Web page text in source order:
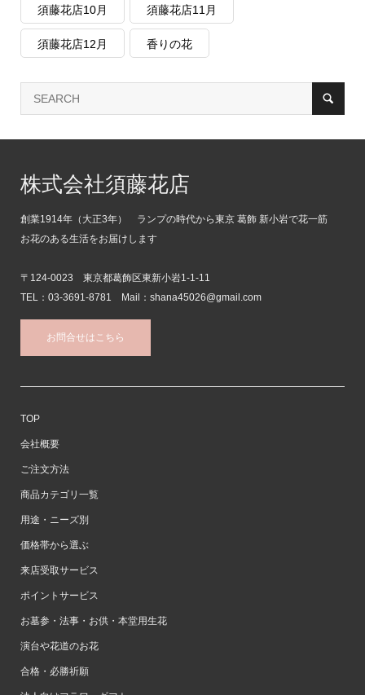
須藤花店10月 須藤花店11月
須藤花店12月 香りの花
株式会社須藤花店
創業1914年（大正3年） ランプの時代から東京 葛飾 新小岩で花一筋
お花のある生活をお届けします
〒124-0023 東京都葛飾区東新小岩1-1-11
TEL：03-3691-8781 Mail：shana45026@gmail.com
お問合せはこちら
TOP
会社概要
ご注文方法
商品カテゴリ一覧
用途・ニーズ別
価格帯から選ぶ
来店受取サービス
ポイントサービス
お墓参・法事・お供・本堂用生花
演台や花道のお花
合格・必勝祈願